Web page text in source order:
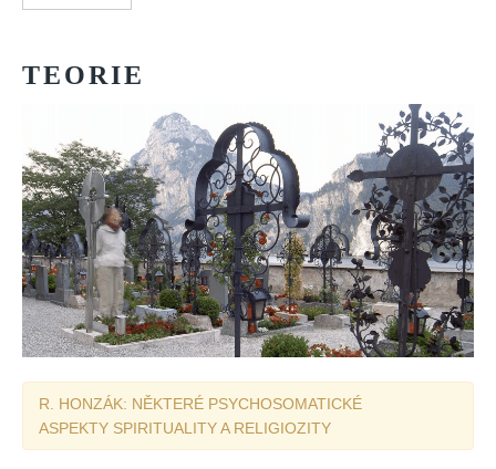
Vydání 2-3/2018
Vydání 1-2018
Vydání 4-2017
Vydání 3-2017
Vydání 2-2017
Vydání 1-2017
Vydání 4-2016
TEORIE
R. HONZÁK: NĚKTERÉ PSYCHOSOMATICKÉ
ASPEKTY SPIRITUALITY A RELIGIOZITY